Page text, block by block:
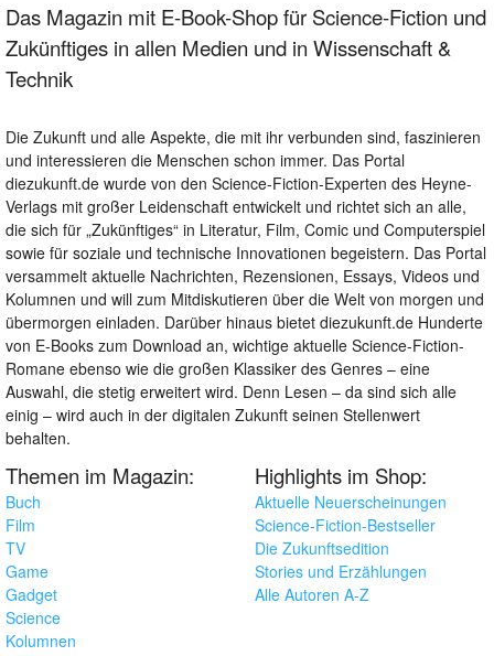
Das Magazin mit E-Book-Shop für Science-Fiction und
Zukünftiges in allen Medien und in Wissenschaft &
Technik
Die Zukunft und alle Aspekte, die mit ihr verbunden sind, faszinieren
und interessieren die Menschen schon immer. Das Portal
diezukunft.de wurde von den Science-Fiction-Experten des Heyne-
Verlags mit großer Leidenschaft entwickelt und richtet sich an alle,
die sich für „Zukünftiges“ in Literatur, Film, Comic und Computerspiel
sowie für soziale und technische Innovationen begeistern. Das Portal
versammelt aktuelle Nachrichten, Rezensionen, Essays, Videos und
Kolumnen und will zum Mitdiskutieren über die Welt von morgen und
übermorgen einladen. Darüber hinaus bietet diezukunft.de Hunderte
von E-Books zum Download an, wichtige aktuelle Science-Fiction-
Romane ebenso wie die großen Klassiker des Genres – eine
Auswahl, die stetig erweitert wird. Denn Lesen – da sind sich alle
einig – wird auch in der digitalen Zukunft seinen Stellenwert
behalten.
Themen im Magazin:
Buch
Film
TV
Game
Gadget
Science
Kolumnen
Highlights im Shop:
Aktuelle Neuerscheinungen
Science-Fiction-Bestseller
Die Zukunftsedition
Stories und Erzählungen
Alle Autoren A-Z